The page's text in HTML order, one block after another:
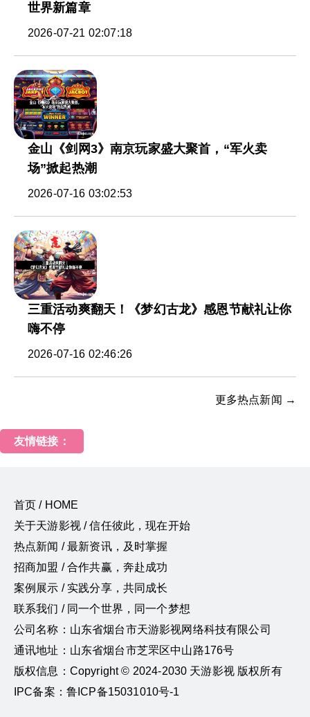
世界新篇章
2026-07-21 02:07:18
金山《剑网3》南京玩家盛大聚首，“军火卖
场”掀起热潮
2026-07-16 03:02:53
三重活动爽翻天！《梦幻古龙》感恩节献礼让你
嗨不停
2026-07-16 02:46:26
更多热点新闻 →
友情链接：
首页 / HOME
关于天游影视 / 信任彼此，现在开始
热点新闻 / 最新资讯，及时掌握
招商加盟 / 合作共赢，奔赴成功
案例展示 / 实践分享，共同成长
联系我们 / 同一个世界，同一个梦想
公司名称：山东省烟台市天游影视网络科技有限公司
通讯地址：山东省烟台市芝罘区中山路176号
版权信息：Copyright © 2024-2030 天游影视 版权所有
IPC备案：鲁ICP备15031010号-1